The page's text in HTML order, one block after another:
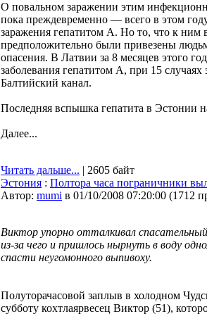
О повальном заражении этим
пока преждевременно — всего в этом
заражения гепатитом А. Но то, что к ним
предположительно были привезены
опасения. В Латвии за 8 месяцев этого
заболевания гепатитом А, при 15
Балтийский канал.
Последняя вспышка гепатита в Эстонии
Далее...
Читать дальше... | 2605 байт
Эстония : Полтора часа пограничники
Автор: mumi в 01/10/2008 07:20:00 (1712
Виктор упорно отталкивал
из-за чего и пришлось нырнуть в воду
спасти неугомонного выпивоху.
Полуторачасовой заплыв в холодном
субботу кохтлаярвесец Виктор (51),